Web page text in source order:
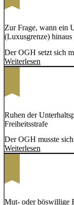
Zur Frage, wann ein
(Luxusgrenze)
Der OGH setzt sich
Weiterlesen
Ruhen der
Freiheitsstrafe
Der OGH musste
Weiterlesen
Mut- oder böswillige